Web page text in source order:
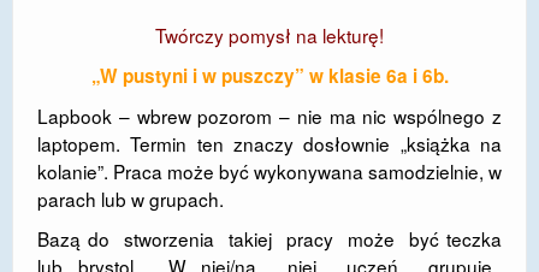
Twórczy pomysł na lekturę!
„W pustyni i w puszczy” w klasie 6a i 6b.
Lapbook – wbrew pozorom – nie ma nic wspólnego z
laptopem. Termin ten znaczy dosłownie „książka na
kolanie”. Praca może być wykonywana samodzielnie, w
parach lub w grupach.
Bazą do stworzenia takiej pracy może być teczka
lub brystol. W niej/na niej uczeń grupuje,